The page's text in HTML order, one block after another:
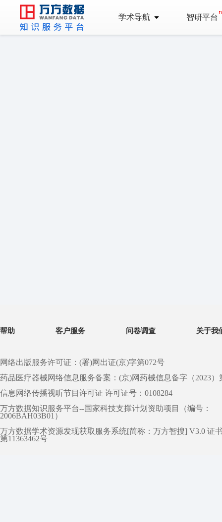
学术导航 智研平台
帮助 客户服务 问卷调查 关于我
网络出版服务许可证：(署)网出证(京)字第072号
药品医疗器械网络信息服务备案：(京)网药械信息备字（2023）
信息网络传播视听节目许可证 许可证号：0108284
万方数据知识服务平台--国家科技支撑计划资助项目（编号：
2006BAH03B01）
万方数据学术资源发现获取服务系统[简称：万方智搜] V3.0 证
第11363462号